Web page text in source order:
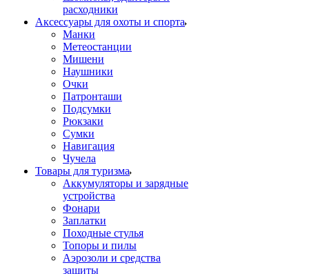
расходники
Аксессуары для охоты и спорта
Манки
Метеостанции
Мишени
Наушники
Очки
Патронташи
Подсумки
Рюкзаки
Сумки
Навигация
Чучела
Товары для туризма
Аккумуляторы и зарядные
устройства
Фонари
Заплатки
Походные стулья
Топоры и пилы
Аэрозоли и средства
защиты